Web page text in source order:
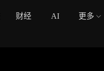
财经 AI 更多